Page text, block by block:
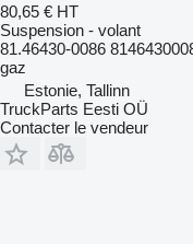
80,65 € HT
Suspension - volant
81.46430-0086
gaz
Estonie, Tallinn
TruckParts Eesti OÜ
Contacter le vendeur